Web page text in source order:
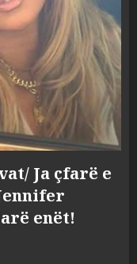
Ja çfarë e
enët!